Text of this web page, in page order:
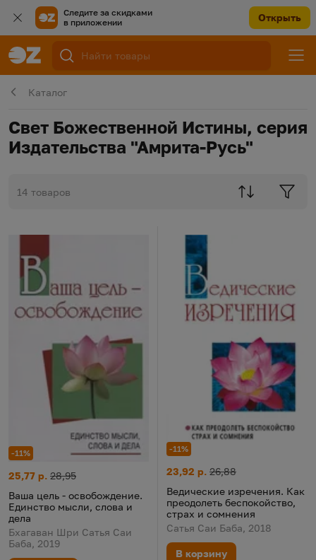
Следите за скидками
в приложении
Открыть
Каталог
Свет Божественной Истины, серия
Издательства "Амрита-Русь"
14 товаров
-11%
Ваша цель - освобождение. Единство мысли, слова и дела
Цена:
25,77 р.
Старая цена:
28,95
Ваша цель - освобождение.
Единство мысли, слова и
дела
Бхагаван Шри Сатья Саи
Баба, 2019
-11%
Ведические изречения. Как
Цена:
23,92 р.
Старая цена:
26,88
Ведические изречения. Как
преодолеть беспокойство,
страх и сомнения
Сатья Саи Баба, 2018
В корзину